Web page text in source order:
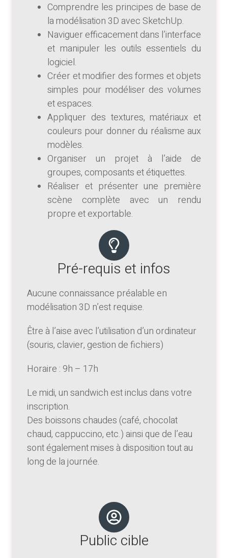
Comprendre les principes de base de
la modélisation 3D avec SketchUp.
Naviguer efficacement dans l’interface
et manipuler les outils essentiels du
logiciel.
Créer et modifier des formes et objets
simples pour modéliser des volumes
et espaces.
Appliquer des textures, matériaux et
couleurs pour donner du réalisme aux
modèles.
Organiser un projet à l’aide de
groupes, composants et étiquettes.
Réaliser et présenter une première
scène complète avec un rendu
propre et exportable.
Pré-requis et infos
Aucune connaissance préalable en
modélisation 3D n’est requise.
Être à l’aise avec l’utilisation d’un ordinateur
(souris, clavier, gestion de fichiers)
Horaire : 9h – 17h
Le midi, un sandwich est inclus dans votre
inscription.
Des boissons chaudes (café, chocolat
chaud, cappuccino, etc.) ainsi que de l’eau
sont également mises à disposition tout au
long de la journée.
Public cible